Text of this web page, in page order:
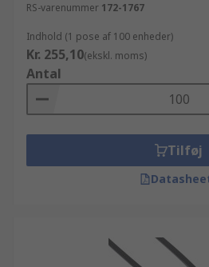
RS-varenummer 172-1767
Indhold (1 pose af 100 enheder)
Kr. 255,10(ekskl. moms)
Antal
Tilføj